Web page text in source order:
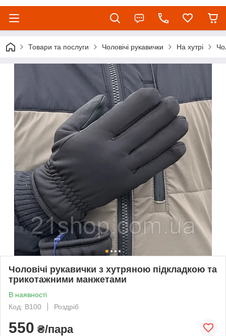
Товари та послуги Чоловічі рукавички На хутрі
Чоловічі рукавички з хутряною підкладкою та
трикотажними манжетами
В наявності
Код: B100
Роздріб
550 ₴/пара